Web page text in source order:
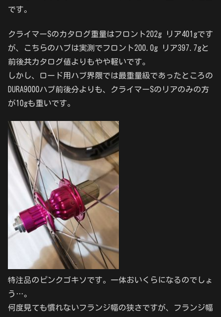
です。
クライマーSのカタログ重量はフロント202g リア401gです
が、こちらのハブは実測でフロント200.0g リア397.7gと
前後共カタログ値よりもやや軽いです。
しかし、ロード用ハブ界隈では最重量級であったところの
DURA9000ハブ前後分よりも、クライマーSのリアのみの方
が10gも重いです。
特注品のピンクゴキソです。一体おいくらになるのでしょ
う…。
何度見ても慣れないフランジ幅の狭さですが、フランジ幅